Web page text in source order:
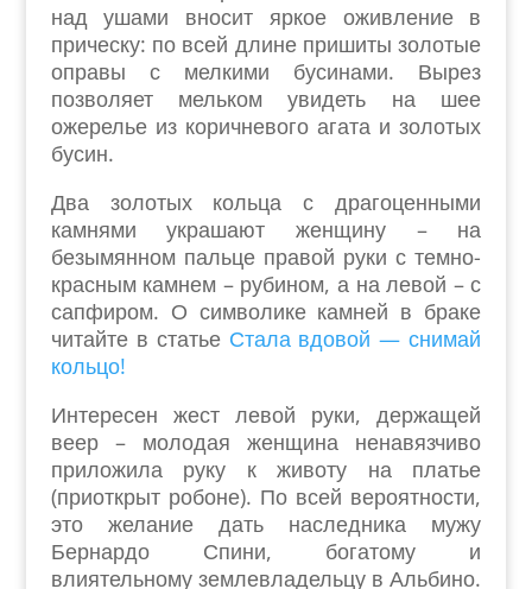
над ушами вносит яркое оживление в
прическу: по всей длине пришиты золотые
оправы с мелкими бусинами. Вырез
позволяет мельком увидеть на шее
ожерелье из коричневого агата и золотых
бусин.
Два золотых кольца с драгоценными
камнями украшают женщину – на
безымянном пальце правой руки с темно-
красным камнем – рубином, а на левой – с
сапфиром. О символике камней в браке
читайте в статье Стала вдовой — снимай
кольцо!
Интересен жест левой руки, держащей
веер – молодая женщина ненавязчиво
приложила руку к животу на платье
(приоткрыт робоне). По всей вероятности,
это желание дать наследника мужу
Бернардо Спини, богатому и
влиятельному землевладельцу в Альбино.